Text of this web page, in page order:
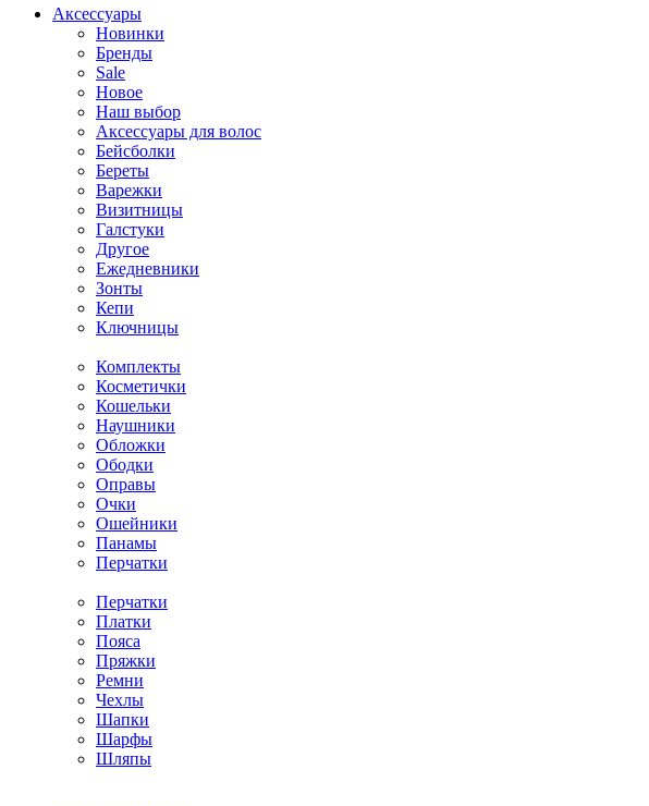
Аксессуары
Новинки
Бренды
Sale
Новое
Наш выбор
Аксессуары для волос
Бейсболки
Береты
Варежки
Визитницы
Галстуки
Другое
Ежедневники
Зонты
Кепи
Ключницы
Комплекты
Косметички
Кошельки
Наушники
Обложки
Ободки
Оправы
Очки
Ошейники
Панамы
Перчатки
Перчатки
Платки
Пояса
Пряжки
Ремни
Чехлы
Шапки
Шарфы
Шляпы